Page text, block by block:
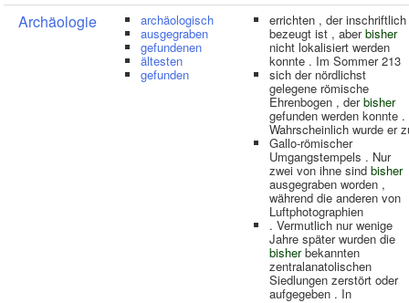
Archäologie archäologisch
ausgegraben
gefundenen
ältesten
gefunden
errichten , der inschriftlich
bezeugt ist , aberbisher
nicht lokalisiert werden
konnte . Im Sommer 213
sich der nördlichst
gelegene römische
Ehrenbogen , derbisher
gefunden werden konnte .
Wahrscheinlich wurde er
Gallo-römischer
Umgangstempels . Nur
zwei von ihne sind bisher
ausgegraben worden ,
während die anderen von
Luftphotographien
. Vermutlich nur wenige
Jahre später wurden die
bisherbekannten
zentralanatolischen
Siedlungen zerstört oder
aufgegeben . In